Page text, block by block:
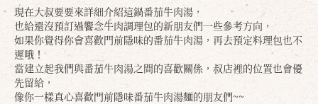
現在大叔要要來詳細介紹這鍋番茄牛肉湯，
也給還沒預訂過饗念牛肉調理包的新朋友們一些參考方向，
如果你覺得你會喜歡門前隱味的番茄牛肉湯，再去預定料理包也不
遲哦！
當建立起我們與番茄牛肉湯之間的喜歡關係，叔店裡的位置也會優
先留給，
像你一樣真心喜歡門前隱味番茄牛肉湯麵的朋友們~~